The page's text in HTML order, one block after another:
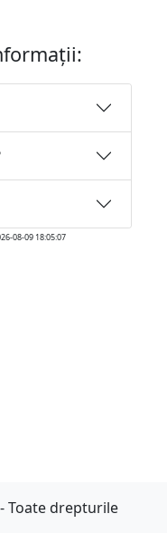
08-09 18:05:07
Toate drepturile